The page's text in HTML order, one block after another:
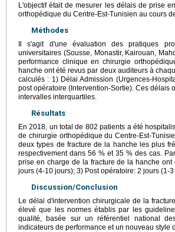
L'objectif était de mesurer les délais de prise
orthopédique du Centre-Est-Tunisien au cours
Méthodes
Il s'agit d'une évaluation des pratiques
universitaires (Sousse, Monastir, Kairouan,
performance clinique en chirurgie
hanche ont été revus par deux auditeurs à
calculés : 1) Délai Admission (Urgences-
post opératoire (Intervention-Sortie). Ces délais
intervalles interquartiles.
Résultats
En 2018, un total de 802 patients a été
de chirurgie orthopédique du Centre-Est-
deux types de fracture de la hanche les plus
respectivement dans 56 % et 35 % des cas.
prise en charge de la fracture de la hanche
jours (4-10 jours); 3) Post opératoire: 2 jours (1-3
Discussion/Conclusion
Le délai d'intervention chirurgicale de la
élevé que les normes établis par les
qualité, basée sur un référentiel national
indicateurs de performance et un nouveau style